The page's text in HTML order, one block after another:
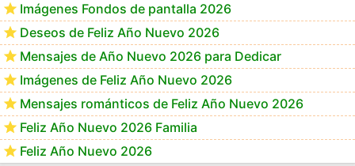
Imágenes Fondos de pantalla 2026
Deseos de Feliz Año Nuevo 2026
Mensajes de Año Nuevo 2026 para Dedicar
Imágenes de Feliz Año Nuevo 2026
Mensajes románticos de Feliz Año Nuevo 2026
Feliz Año Nuevo 2026 Familia
Feliz Año Nuevo 2026